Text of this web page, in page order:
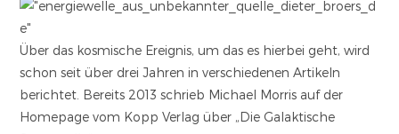
Über das kosmische Ereignis, um das es hierbei geht, wird
schon seit über drei Jahren in verschiedenen Artikeln
berichtet. Bereits 2013 schrieb Michael Morris auf der
Homepage vom Kopp Verlag über „Die Galaktische